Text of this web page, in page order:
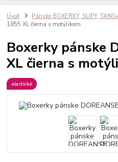
Úvod Pánske BOXERKY, SLIPY,
1855 XL čierna s motýlikom
Boxerky pánske
XL čierna s
elastické